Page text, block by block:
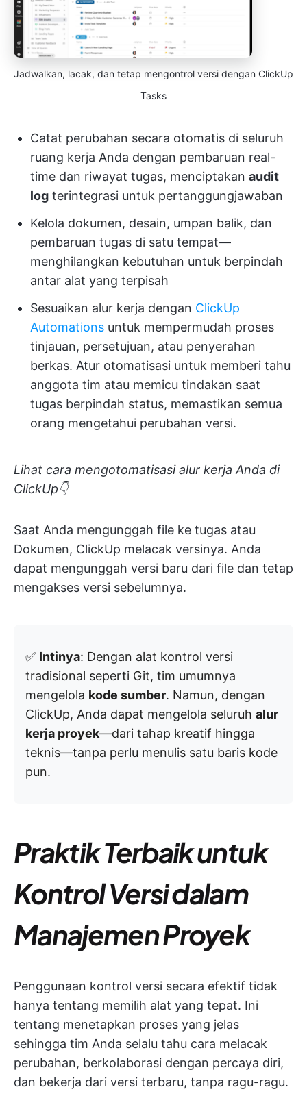
Jadwalkan, lacak, dan tetap mengontrol versi dengan ClickUp
Tasks
Catat perubahan secara otomatis di seluruh
ruang kerja Anda dengan pembaruan real-
time dan riwayat tugas, menciptakan audit
log terintegrasi untuk pertanggungjawaban
Kelola dokumen, desain, umpan balik, dan
pembaruan tugas di satu tempat—
menghilangkan kebutuhan untuk berpindah
antar alat yang terpisah
Sesuaikan alur kerja dengan ClickUp
Automations untuk mempermudah proses
tinjauan, persetujuan, atau penyerahan
berkas. Atur otomatisasi untuk memberi tahu
anggota tim atau memicu tindakan saat
tugas berpindah status, memastikan semua
orang mengetahui perubahan versi.
Lihat cara mengotomatisasi alur kerja Anda di
ClickUp👇
Saat Anda mengunggah file ke tugas atau
Dokumen, ClickUp melacak versinya. Anda
dapat mengunggah versi baru dari file dan tetap
mengakses versi sebelumnya.
✅ Intinya: Dengan alat kontrol versi
tradisional seperti Git, tim umumnya
mengelola kode sumber. Namun, dengan
ClickUp, Anda dapat mengelola seluruh alur
kerja proyek—dari tahap kreatif hingga
teknis—tanpa perlu menulis satu baris kode
pun.
Praktik Terbaik untuk
Kontrol Versi dalam
Manajemen Proyek
Penggunaan kontrol versi secara efektif tidak
hanya tentang memilih alat yang tepat. Ini
tentang menetapkan proses yang jelas
sehingga tim Anda selalu tahu cara melacak
perubahan, berkolaborasi dengan percaya diri,
dan bekerja dari versi terbaru, tanpa ragu-ragu.